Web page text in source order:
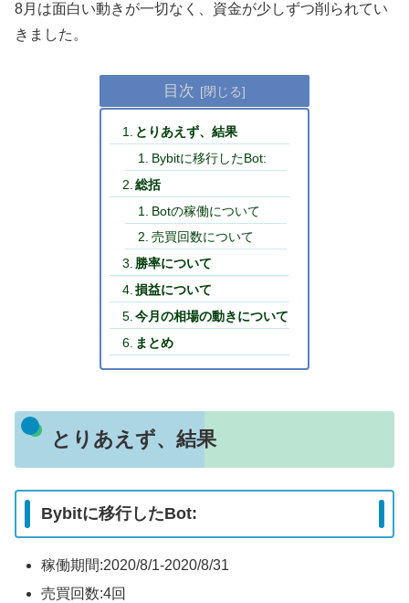
8月は面白い動きが一切なく、資金が少しずつ削られてい
きました。
目次
とりあえず、結果
Bybitに移行したBot:
総括
Botの稼働について
売買回数について
勝率について
損益について
今月の相場の動きについて
まとめ
とりあえず、結果
Bybitに移行したBot:
稼働期間:2020/8/1-2020/8/31
売買回数:4回